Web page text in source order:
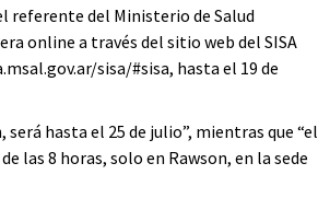
referente del Ministerio de Salud
online a través del sitio web del SISA
sisa/#sisa, hasta el 19 de
hasta el 25 de julio”, mientras que “el
las 8 horas, solo en Rawson, en la sede